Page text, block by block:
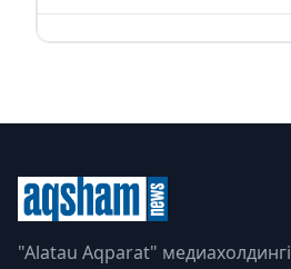
"Alatau Aqparat" медиахолдингі